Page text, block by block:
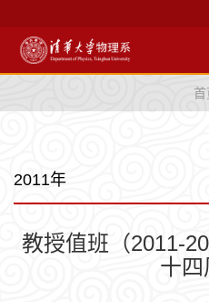
首
2011年
教授值班（2011-
十四